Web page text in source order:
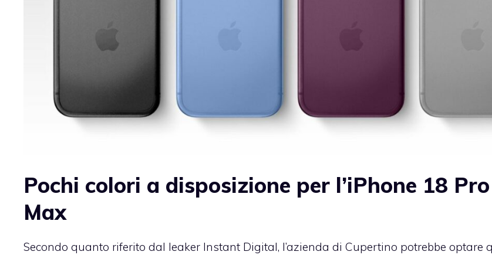
Pochi colori a disposizione per l’iPhone 18
Max
Secondo quanto riferito dal leaker Instant Digital, l’azienda di Cupertino potrebbe optare